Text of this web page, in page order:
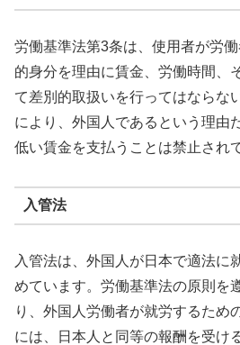
労働基準法第3条は、使用者が労
的身分を理由に賃金、労働時間、
て差別的取扱いを行ってはならな
により、外国人であるという理由
低い賃金を支払うことは禁止され
入管法
入管法は、外国人が日本で適法に
めています。労働基準法の原則を
り、外国人労働者が就労するため
には、日本人と同等の報酬を受け